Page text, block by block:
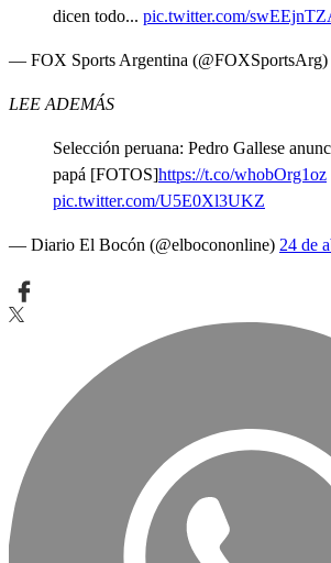
dicen todo... pic.twitter.com/
— FOX Sports Argentina (@FOXSportsArg)
LEE ADEMÁS
Selección peruana: Pedro Gallese
papá [FOTOS]https://t.co/whobOrg1oz
pic.twitter.com/U5E0Xl3UKZ
— Diario El Bocón (@elbocononline) 24 de